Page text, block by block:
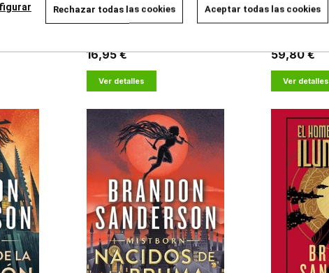
24/10/2024
16,95 €
Ver detalles
16/05/2024
59,80 €
Ver detalles
Rechazar todas las cookies Aceptar todas las cookies